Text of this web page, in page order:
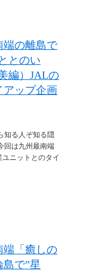
端の離島で
とのい
編）JALの
アップ企画
知る人ぞ知る隠
回は九州最南端
ニットとのタイ
端「癒しの
で”星